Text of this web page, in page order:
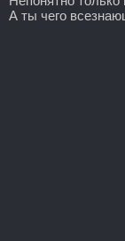
А ты чего